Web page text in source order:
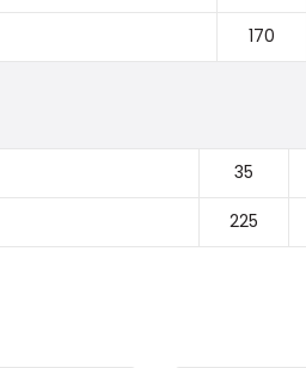
170
35
225